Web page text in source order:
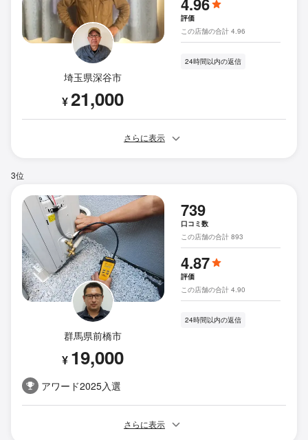
埼玉県深谷市
¥21,000
評価
この店舗の合計 4.96
24時間以内の返信
さらに表示
3位
群馬県前橋市
¥ 19,000
アワード2025入選
739
口コミ数
この店舗の合計 893
4.87
評価
この店舗の合計 4.90
24時間以内の返信
さらに表示